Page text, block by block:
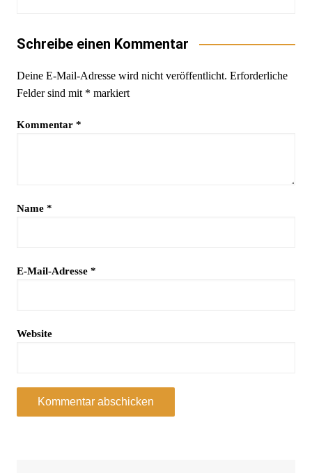
Schreibe einen Kommentar
Deine E-Mail-Adresse wird nicht veröffentlicht. Erforderliche
Felder sind mit * markiert
Kommentar *
Name *
E-Mail-Adresse *
Website